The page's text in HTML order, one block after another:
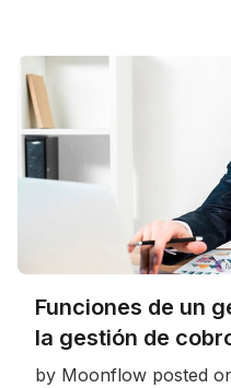
Funciones de un
la gestión de
by Moonflow posted